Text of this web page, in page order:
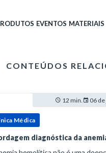
EVENTOS
CONTEÚDOS
12 min. 06
Médica
diagnóstica da